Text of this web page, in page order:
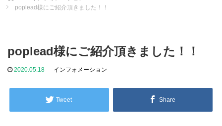
poplead様にご紹介頂きました！！
poplead様にご紹介頂きました！！
2020.05.18 インフォメーション
Tweet Share